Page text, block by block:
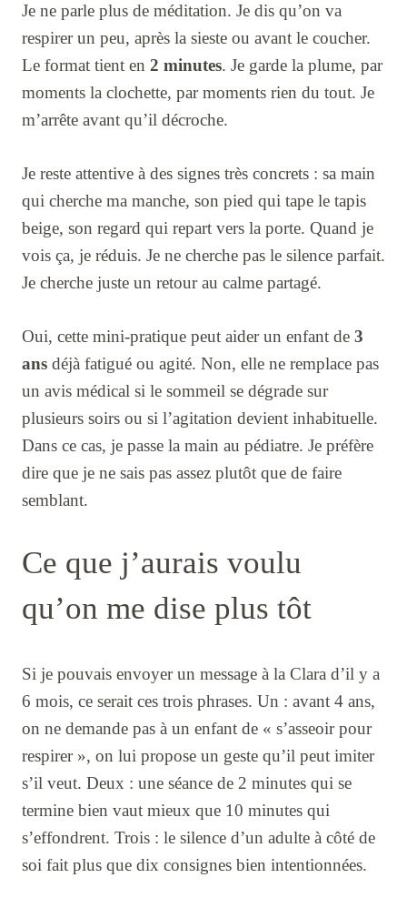
Je ne parle plus de méditation. Je dis qu’on va
respirer un peu, après la sieste ou avant le coucher.
Le format tient en 2 minutes. Je garde la plume, par
moments la clochette, par moments rien du tout. Je
m’arrête avant qu’il décroche.
Je reste attentive à des signes très concrets : sa main
qui cherche ma manche, son pied qui tape le tapis
beige, son regard qui repart vers la porte. Quand je
vois ça, je réduis. Je ne cherche pas le silence parfait.
Je cherche juste un retour au calme partagé.
Oui, cette mini-pratique peut aider un enfant de 3
ans déjà fatigué ou agité. Non, elle ne remplace pas
un avis médical si le sommeil se dégrade sur
plusieurs soirs ou si l’agitation devient inhabituelle.
Dans ce cas, je passe la main au pédiatre. Je préfère
dire que je ne sais pas assez plutôt que de faire
semblant.
Ce que j’aurais voulu
qu’on me dise plus tôt
Si je pouvais envoyer un message à la Clara d’il y a
6 mois, ce serait ces trois phrases. Un : avant 4 ans,
on ne demande pas à un enfant de « s’asseoir pour
respirer », on lui propose un geste qu’il peut imiter
s’il veut. Deux : une séance de 2 minutes qui se
termine bien vaut mieux que 10 minutes qui
s’effondrent. Trois : le silence d’un adulte à côté de
soi fait plus que dix consignes bien intentionnées.